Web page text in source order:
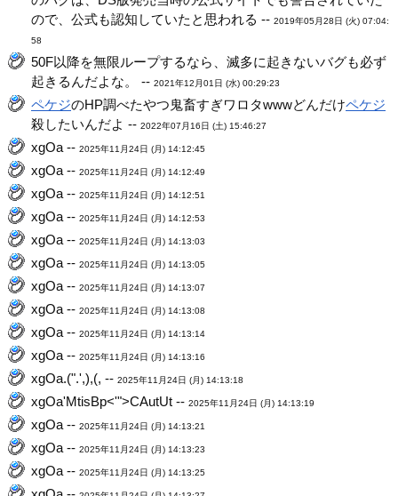
ので、公式も認知していたと思われる --2019年05月28日 (火) 07:04:
58
50F以降を無限ループするなら、滅多に起きないバグも必ず
起きるんだよな。 --2021年12月01日 (水) 00:29:23
ペケジのHP調べたやつ鬼畜すぎワロタwwwどんだけペケジ
殺したいんだよ --2022年07月16日 (土) 15:46:27
xgOa --2025年11月24日 (月) 14:12:45
xgOa --2025年11月24日 (月) 14:12:49
xgOa --2025年11月24日 (月) 14:12:51
xgOa --2025年11月24日 (月) 14:12:53
xgOa --2025年11月24日 (月) 14:13:03
xgOa --2025年11月24日 (月) 14:13:05
xgOa --2025年11月24日 (月) 14:13:07
xgOa --2025年11月24日 (月) 14:13:08
xgOa --2025年11月24日 (月) 14:13:14
xgOa --2025年11月24日 (月) 14:13:16
xgOa.(".',),(, --2025年11月24日 (月) 14:13:18
xgOa'MtisBp<'">CAutUt --2025年11月24日 (月) 14:13:19
xgOa --2025年11月24日 (月) 14:13:21
xgOa --2025年11月24日 (月) 14:13:23
xgOa --2025年11月24日 (月) 14:13:25